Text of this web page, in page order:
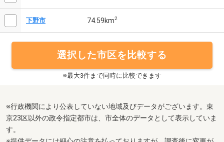
下野市 74.59km2
選択した市区を比較する
※最大3件まで同時に比較できます
※行政機関により公表していない地域及びデータがございます。東
京23区以外の政令指定都市は、市全体のデータとして表示していま
す。